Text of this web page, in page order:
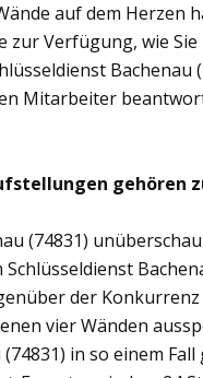
auf dem Herzen
zur Verfügung, wie
Bachenau
Mitarbeiter
gehören
(74831)
der
vier Wänden
in so einem